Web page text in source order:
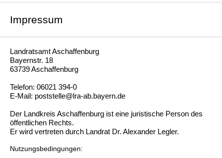
Impressum
Landratsamt Aschaffenburg
Bayernstr. 18
63739 Aschaffenburg
Telefon: 06021 394-0
E-Mail: poststelle@lra-ab.bayern.de
Der Landkreis Aschaffenburg ist eine juristische Person des
öffentlichen Rechts.
Er wird vertreten durch Landrat Dr. Alexander Legler.
Nutzungsbedingungen: